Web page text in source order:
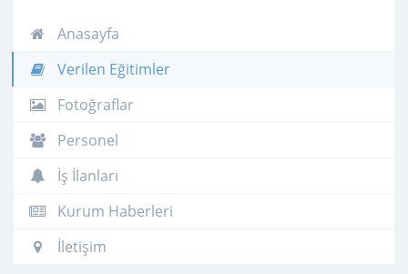
Anasayfa
Verilen Eğitimler
Fotoğraflar
Personel
İş İlanları
Kurum Haberleri
İletişim